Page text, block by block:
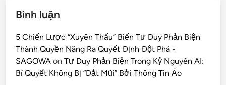
Bình luận
5 Chiến Lược “Xuyên Thấu” Biến Tư Duy Phản Biện
Thành Quyền Năng Ra Quyết Định Đột Phá -
SAGOWA onTư Duy Phản Biện Trong Kỷ Nguyên AI:
Bí Quyết Không Bị “Dắt Mũi” Bởi Thông Tin Ảo